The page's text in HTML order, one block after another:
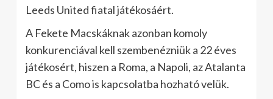
Leeds United fiatal játékosáért.
A Fekete Macskáknak azonban komoly
konkurenciával kell szembenézniük a 22 éves
játékosért, hiszen a Roma, a Napoli, az Atalanta
BC és a Como is kapcsolatba hozható velük.